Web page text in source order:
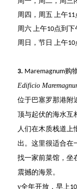
周四，周五 上午
周六 上午10点到下
周日，节日 上午
3. Maremagnum购
Edificio
位于巴塞罗那港附
顶与起伏的海水互
人们在木质栈道上
出 。这里很适合在
找一家前菜馆，坐
震撼的海景。
v全年开放，早上10